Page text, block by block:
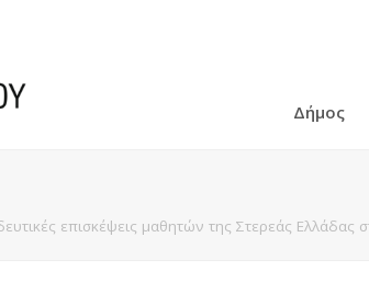
Δήμος
επισκέψεις μαθητών της Στερεάς Ελλάδας